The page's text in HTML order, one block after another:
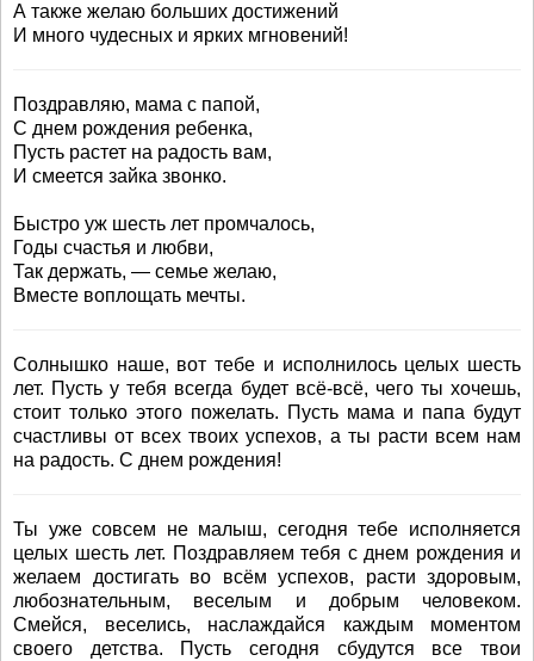
А также желаю больших достижений
И много чудесных и ярких мгновений!
Поздравляю, мама с папой,
С днем рождения ребенка,
Пусть растет на радость вам,
И смеется зайка звонко.
Быстро уж шесть лет промчалось,
Годы счастья и любви,
Так держать, — семье желаю,
Вместе воплощать мечты.
Солнышко наше, вот тебе и исполнилось целых шесть
лет. Пусть у тебя всегда будет всё-всё, чего ты хочешь,
стоит только этого пожелать. Пусть мама и папа будут
счастливы от всех твоих успехов, а ты расти всем нам
на радость. С днем рождения!
Ты уже совсем не малыш, сегодня тебе исполняется
целых шесть лет. Поздравляем тебя с днем рождения и
желаем достигать во всём успехов, расти здоровым,
любознательным, веселым и добрым человеком.
Смейся, веселись, наслаждайся каждым моментом
своего детства. Пусть сегодня сбудутся все твои